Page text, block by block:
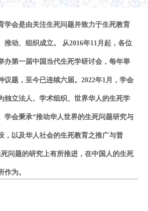
学会是由关注生死问题并致力于生死教育
推动、组织成立。 从2016年11月起，各位
办第一届中国当代生死学研讨会，每年举
议题，至今已连续六届。2022年1月，学会
独立法人、学术组织、世界华人的生死学
学会秉承“推动华人世界的生死问题研究与
，以及华人社会的生死教育之推广与普
问题的研究上有所推进，在中国人的生死
作为。